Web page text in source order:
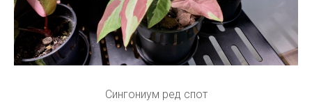
Сингониум ред спот